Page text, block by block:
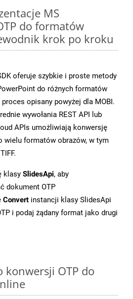
MS
do formatów
krok po kroku
oferuje szybkie i proste metody
do różnych formatów
opisany powyżej dla MOBI.
wywołania REST API lub
APIs umożliwiają konwersję
wielu formatów obrazów, w tym
klasy SlidesApi, aby
dokument OTP
Convert instancji klasy SlidesApi
i podaj żądany format jako drugi
konwersji OTP do